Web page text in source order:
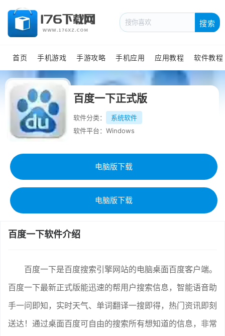
搜索
首页 手机游戏 手游攻略 手机应用 应用教程 软件教程
百度一下正式版
软件分类：
系统软件
软件平台：Windows
电脑版下载
电脑版下载
百度一下软件介绍
百度一下是百度搜索引擎网站的电脑桌面百度客户端。
百度一下最新正式版能迅速的帮用户搜索信息，智能语音助
手一问即知，实时天气、单词翻译一搜即得，热门资讯即刻
送达！通过桌面百度可自由的搜索所有想知道的信息，非常